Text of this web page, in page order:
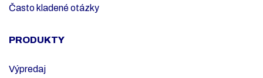
Často kladené otázky
PRODUKTY
Výpredaj